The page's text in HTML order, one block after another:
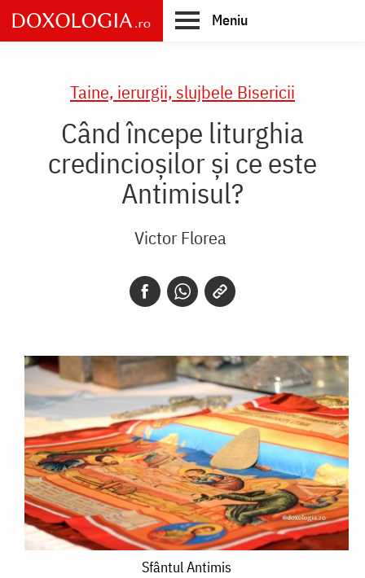
Skip
to
main
Meniu
Taine, ierurgii, slujbele Bisericii
Când începe liturghia
credincioșilor și ce este
Antimisul?
Victor Florea
Sfântul Antimis